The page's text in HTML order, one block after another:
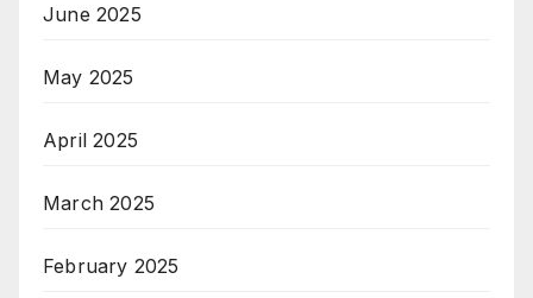
June 2025
May 2025
April 2025
March 2025
February 2025